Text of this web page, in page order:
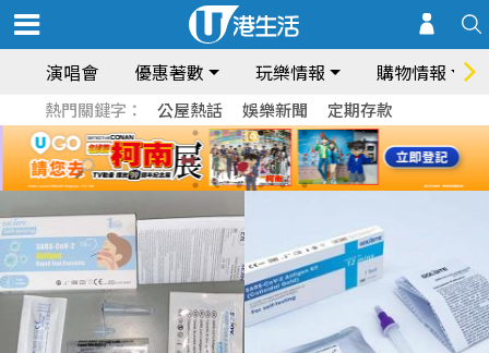
演唱會 優惠著數 玩樂情報 購物情報
熱門關鍵字： 公屋熱話 娛樂新聞 定期存款